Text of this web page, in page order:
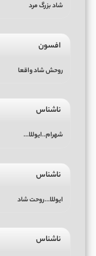
شاد بزرگ مرد
افسون
روحش شاد واقعا
ناشناس
شهرام..ایوللا...
ناشناس
ایوللا...روحت شاد
ناشناس